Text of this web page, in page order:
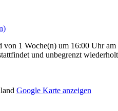
von 1 Woche(n) um 16:00 Uhr am
und unbegrenzt wiederholt
Google Karte anzeigen